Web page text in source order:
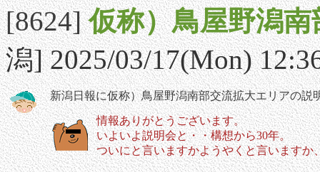
[8624]仮称）鳥屋野潟
潟] 2025/03/17(Mon)
新潟日報に仮称）鳥屋野潟南部交流拡大エリアの説
情報ありがとうございます。
いよいよ説明会と・・構想から30年。
ついにと言いますかようやくと言いますか